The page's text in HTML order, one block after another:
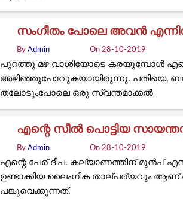
സംഗീതം പോലെ അവന്‍
ByAdmin On 28-10-2019
പുറത്തു മഴ വാശിയോടെ കരയുമ്പോള്‍
അഴിഞ്ഞുപോവുകയായിരുന്നു. പതിയെ,
തലോടുംപോലെ ഒരു സ്വന്തമാക്കല്‍
എന്റെ സീൽ പൊട്ടിയ
ByAdmin On 28-10-2019
എന്റെ പേര് ദീപ. കല്യാണത്തിന് മുൻപ്
ഉണ്ടാക്കിയ ലൈംഗിക താല്പര്യവും
പങ്കുവെക്കുന്നത്.